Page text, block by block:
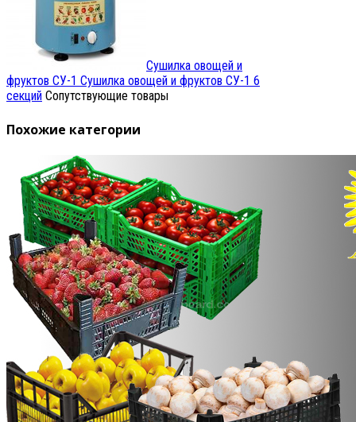
Сушилка овощей и
фруктов СУ-1 Сушилка овощей и фруктов СУ-1 6
секций Сопутствующие товары
Похожие категории